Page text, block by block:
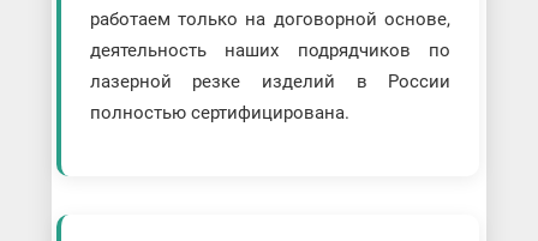
работаем только на договорной основе,
деятельность наших подрядчиков по
лазерной резке изделий в России
полностью сертифицирована.